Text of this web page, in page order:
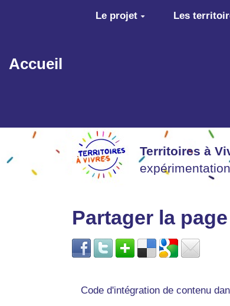
Aller au contenu principal
Accueil
Le projet Les
Territoires à
Partager la
Code d'intégration de contenu